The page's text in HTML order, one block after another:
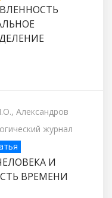
Александров
журнал
И
ВРЕМЕНИ